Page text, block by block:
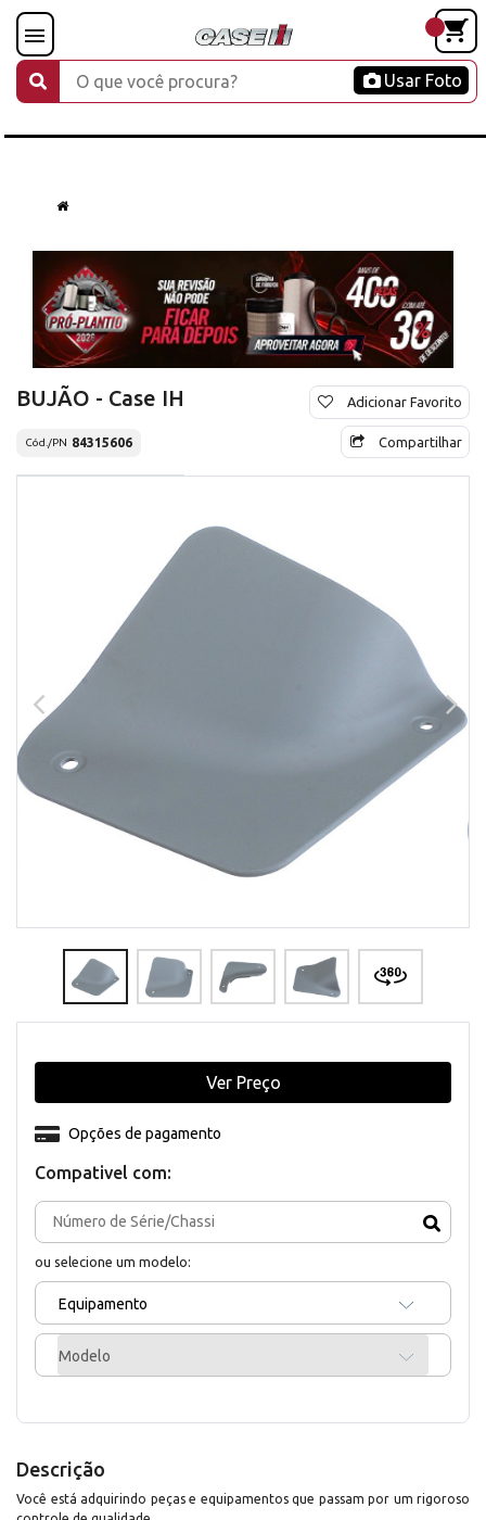
Usar Foto
BUJÃO - Case IH
Cód./PN 84315606
Adicionar Favorito
Compartilhar
Compativel com:
ou selecione um modelo:
Equipamento
Modelo
Opções de pagamento
Ver Preço
Descrição
Você está adquirindo peças e equipamentos que passam por um rigoroso